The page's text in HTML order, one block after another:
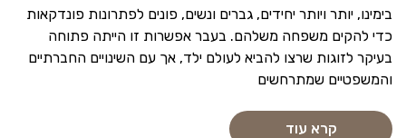
בימינו, יותר ויותר יחידים, גברים ונשים, פונים לפתרונות פונדקאות
כדי להקים משפחה משלהם. בעבר אפשרות זו הייתה פתוחה
בעיקר לזוגות שרצו להביא לעולם ילד, אך עם השינויים החברתיים
והמשפטיים שמתרחשים
קרא עוד